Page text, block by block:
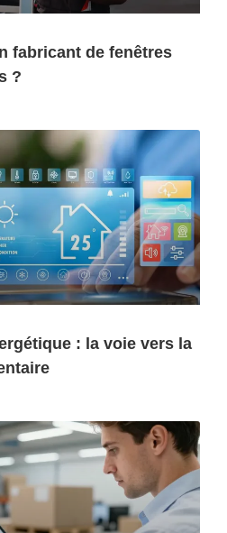
fabricant de fenêtres
?
: la voie vers la